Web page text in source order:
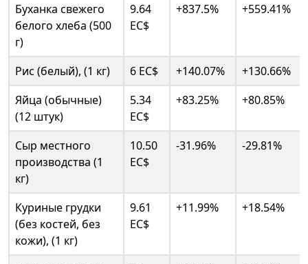
Буханка свежего
белого хлеба (500
г)
9.64
EC$
+837.5% +559.41%
Рис (белый), (1 кг) 6 EC$ +140.07%
+130.66%
Яйца (обычные)
(12 штук)
5.34
EC$
+83.25% +80.85%
Сыр местного
производства (1
кг)
10.50
EC$
-31.96% -29.81%
Куриные грудки
(без костей, без
кожи), (1 кг)
9.61
EC$
+11.99% +18.54%